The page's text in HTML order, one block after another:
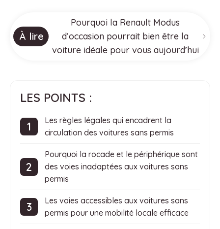
À lire
Pourquoi la Renault Modus
d’occasion pourrait bien être la
voiture idéale pour vous aujourd’hui
LES POINTS :
Les règles légales qui encadrent la
circulation des voitures sans permis
Pourquoi la rocade et le périphérique sont
des voies inadaptées aux voitures sans
permis
Les voies accessibles aux voitures sans
permis pour une mobilité locale efficace